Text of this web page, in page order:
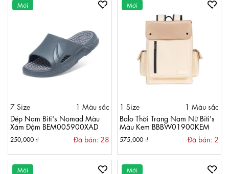
Mới
7 Size
1 Màu sắc
Dép Nam Biti's Nomad Màu
Xám Đậm BEM005900XAD
250,000 ₫ Đã bán: 28
Mới
1 Size
1 Màu sắc
Balo Thời Trang Nam Nữ Biti's
Màu Kem BBBW01900KEM
575,000 ₫ Đã bán: 2
Mới Mới